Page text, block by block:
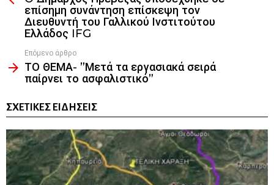
επίσημη συνάντηση επίσκεψη τον
Διευθυντή του Γαλλικού Ινστιτούτου
Ελλάδος IFG
Επόμενο άρθρο
ΤΟ ΘΕΜΑ- ”Μετά τα εργασιακά σειρά
παίρνει το ασφαλιστικό”
ΣΧΕΤΙΚΈΣ ΕΙΔΉΣΕΙΣ